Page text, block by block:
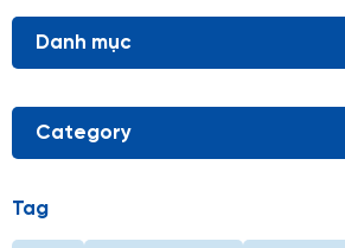
Danh mục
Category
Tag